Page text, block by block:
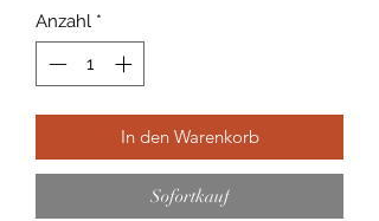
Anzahl *
In den Warenkorb
Sofortkauf